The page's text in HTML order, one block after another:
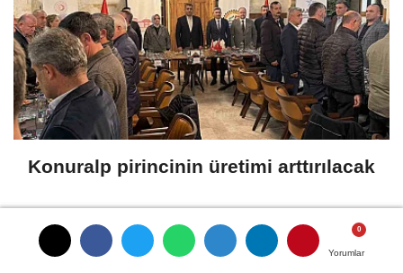
Yorumlar
Yorumlar
Yorumlar
Konuralp pirincinin üretimi arttırılacak
SON HABERLER